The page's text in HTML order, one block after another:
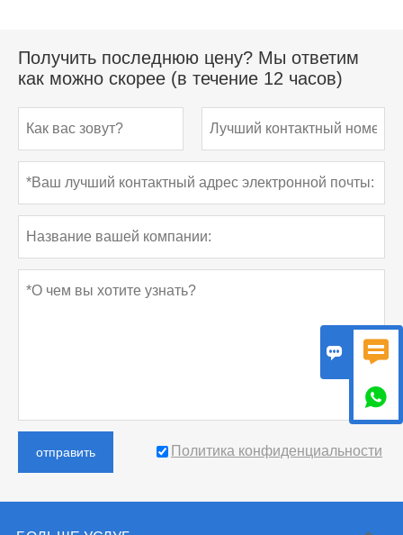
Получить последнюю цену? Мы ответим
как можно скорее (в течение 12 часов)
отправить Политика конфиденциальности
 
